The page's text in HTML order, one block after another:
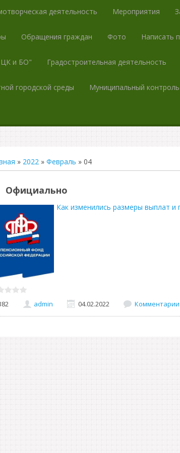
деятельность Мероприятия
Обращения граждан Фото Написать
и БО" Градостроительная деятельность
городской среды Муниципальный контроль
» 2022 » Февраль » 04
Официально
Как изменились размеры выплат и
admin 04.02.2022 Комментарии